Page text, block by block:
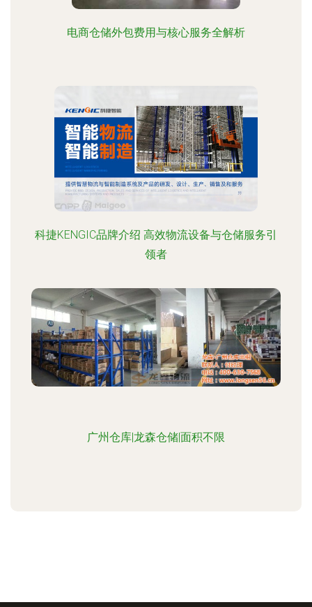
电商仓储外包费用与核心服务全解析
科捷KENGIC品牌介绍 高效物流设备与仓储服务引
领者
广州仓库|龙森仓储|面积不限